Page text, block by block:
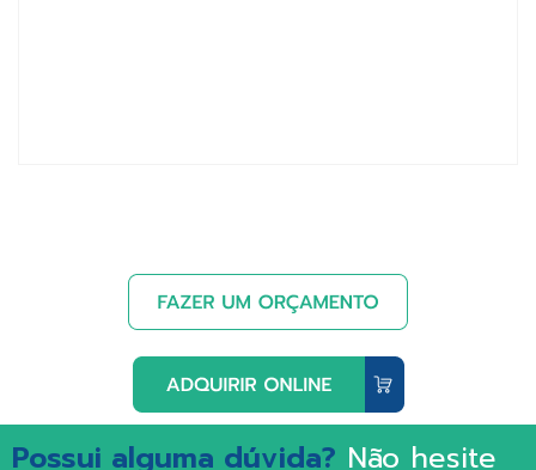
Possui alguma dúvida? Não hesite